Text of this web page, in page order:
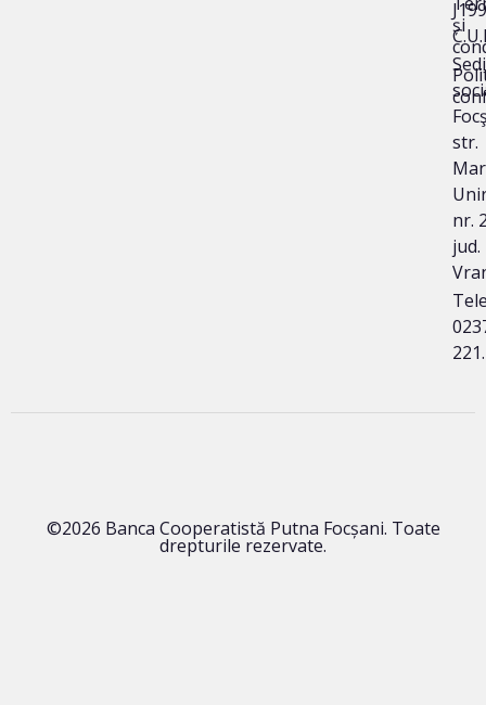
str.
nr.
jud.
și
©2026 Banca Cooperatistă Putna Focșani. Toate
drepturile rezervate.